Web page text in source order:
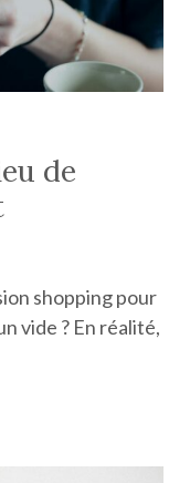
de
shopping pour
vide ? En réalité,